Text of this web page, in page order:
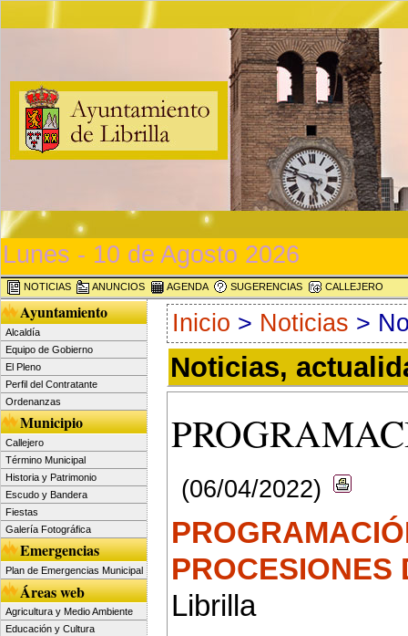
Lunes - 10 de Agosto 2026
NOTICIAS ANUNCIOS AGENDA SUGERENCIAS CALLEJERO
Ayuntamiento
Alcaldía
Equipo de Gobierno
El Pleno
Perfil del Contratante
Ordenanzas
Municipio
Callejero
Término Municipal
Historia y Patrimonio
Escudo y Bandera
Fiestas
Galería Fotográfica
Emergencias
Plan de Emergencias Municipal
Áreas web
Agricultura y Medio Ambiente
Educación y Cultura
Inicio > Noticias >
Noticias,
(06/04/2022)
PROCESIONES
Librilla